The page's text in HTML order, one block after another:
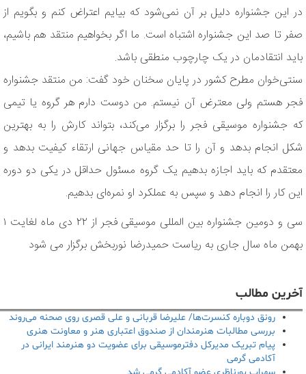
در این جشنواره دلیل بر آن نمی‌شود که بیایم اعتراض کنم و بگویم از
صفر تا صد این جشنواره اشتباه است. ما اگر بخواهیم منتقد هم باشیم،
باید انتقادمان در یک چارچوب منطقی باشد.
سنتی‌خوان مطرح کشور در پایان سخنان خود گفت: من منتقد جشنواره
فجر هستم ولی معترض آن نیستم. من دوست دارم هر گروه یا تیمی
که جشنواره موسیقی فجر را برگزار می‌کند، بتواند کارش را به بهترین
شکل انجام بدهد و آن را تا حد مقیاس جهانی ارتقاء کیفیت بدهد و
معتقدم که باید اجازه بدهیم یک گروه مسئول حداقل در یکی دو دوره
این کار را انجام دهد و سپس به عملکرد او نمره‌ای بدهیم.
سی و دومین جشنواره بین المللی موسیقی فجر از ۲۲ دی ماه لغایت ۱
بهمن ماه سال جاری به ریاست حمیدرضا نوربخش برگزار می شود
آخرین مطالب
رونق دوباره کنسرت‌ها/ علیرضا قربانی و علی قصری روی صحنه می‌روند
بررسی مطالبات هنرمندان از صندوق اعتباری هنر و معاونت هنری
پیام تبریک مدیرکل دفترموسیقی برای عضویت دو هنرمند ایرانی در
آکادمی گرمی